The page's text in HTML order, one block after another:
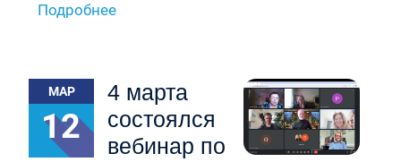
Подробнее
МАР
12
4 марта
состоялся
вебинар по